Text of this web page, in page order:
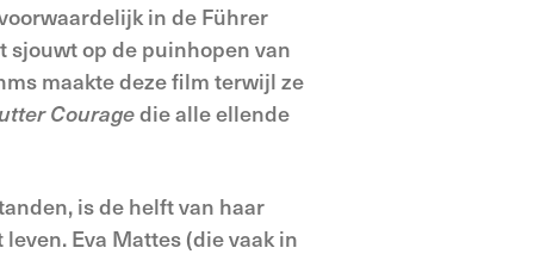
in de Führer
sjouwt op de puinhopen van
maakte deze film terwijl ze
Couragedie alle ellende
is de helft van haar
Eva Mattes (die vaak in